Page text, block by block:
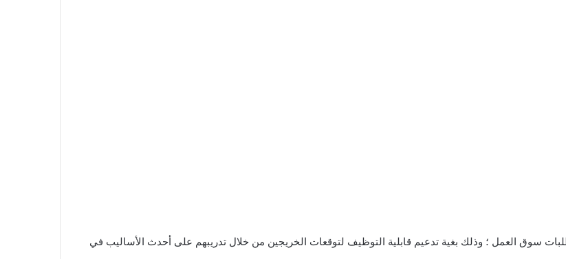
سوق العمل ؛ وذلك بغية تدعيم قابلية التوظيف لتوقعات الخريجين من خلال تدريبهم على أحدث الأساليب في